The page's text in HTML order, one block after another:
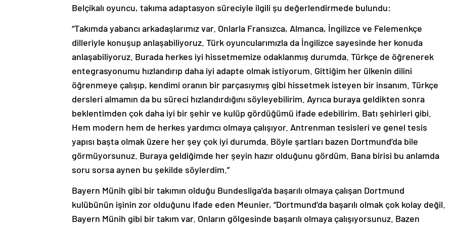
Belçikalı oyuncu, takıma adaptasyon süreciyle ilgili şu değerlendirmede bulundu:
“Takımda yabancı arkadaşlarımız var. Onlarla Fransızca, Almanca, İngilizce ve Felemenkçe
dilleriyle konuşup anlaşabiliyoruz. Türk oyuncularımızla da İngilizce sayesinde her konuda
anlaşabiliyoruz. Burada herkes iyi hissetmemize odaklanmış durumda. Türkçe de öğrenerek
entegrasyonumu hızlandırıp daha iyi adapte olmak istiyorum. Gittiğim her ülkenin dilini
öğrenmeye çalışıp, kendimi oranın bir parçasıymış gibi hissetmek isteyen bir insanım. Türkçe
dersleri almamın da bu süreci hızlandırdığını söyleyebilirim. Ayrıca buraya geldikten sonra
beklentimden çok daha iyi bir şehir ve kulüp gördüğümü ifade edebilirim. Batı şehirleri gibi.
Hem modern hem de herkes yardımcı olmaya çalışıyor. Antrenman tesisleri ve genel tesis
yapısı başta olmak üzere her şey çok iyi durumda. Böyle şartları bazen Dortmund’da bile
görmüyorsunuz. Buraya geldiğimde her şeyin hazır olduğunu gördüm. Bana birisi bu anlamda
soru sorsa aynen bu şekilde söylerdim.”
Bayern Münih gibi bir takımın olduğu Bundesliga’da başarılı olmaya çalışan Dortmund
kulübünün işinin zor olduğunu ifade eden Meunier, “Dortmund’da başarılı olmak çok kolay değil.
Bayern Münih gibi bir takım var. Onların gölgesinde başarılı olmaya çalışıyorsunuz. Bazen